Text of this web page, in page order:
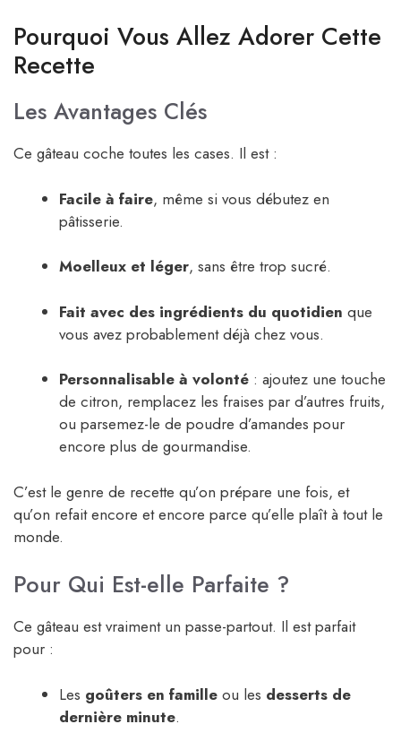
Pourquoi Vous Allez Adorer Cette
Recette
Les Avantages Clés
Ce gâteau coche toutes les cases. Il est :
Facile à faire, même si vous débutez en
pâtisserie.
Moelleux et léger, sans être trop sucré.
Fait avec des ingrédients du quotidien que
vous avez probablement déjà chez vous.
Personnalisable à volonté : ajoutez une touche
de citron, remplacez les fraises par d’autres fruits,
ou parsemez-le de poudre d’amandes pour
encore plus de gourmandise.
C’est le genre de recette qu’on prépare une fois, et
qu’on refait encore et encore parce qu’elle plaît à tout le
monde.
Pour Qui Est-elle Parfaite ?
Ce gâteau est vraiment un passe-partout. Il est parfait
pour :
Les goûters en famille ou les desserts de
dernière minute.